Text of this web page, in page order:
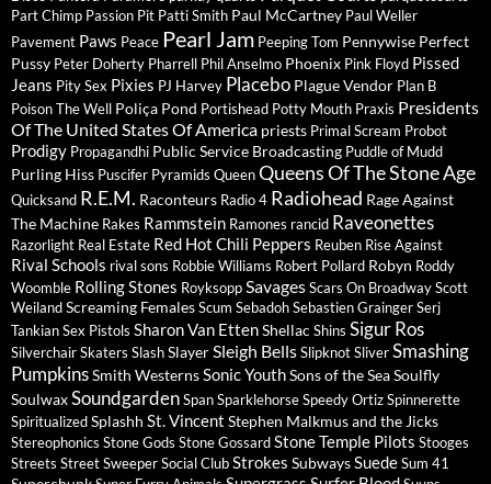
Part Chimp Passion Pit Patti Smith Paul McCartney Paul Weller
Pavement Paws Peace Pearl Jam Peeping Tom Pennywise Perfect
Pussy Peter Doherty Pharrell Phil Anselmo Phoenix Pink Floyd Pissed
Jeans Pity Sex Pixies PJ Harvey Placebo Plague Vendor Plan B
Poison The Well Poliça Pond Portishead Potty Mouth Praxis Presidents
Of The United States Of America priests Primal Scream Probot
Prodigy Propagandhi Public Service Broadcasting Puddle of Mudd
Purling Hiss Puscifer Pyramids QueenQueens Of The Stone Age
Quicksand R.E.M. Raconteurs Radio 4 Radiohead Rage Against
The Machine Rakes Rammstein Ramones rancid Raveonettes
Razorlight Real Estate Red Hot Chili Peppers Reuben Rise Against
Rival Schools rival sons Robbie Williams Robert Pollard Robyn Roddy
Woomble Rolling Stones RoyksoppSavagesScars On BroadwayScott
WeilandScreaming FemalesScum SebadohSebastien GraingerSerj
TankianSex Pistols Sharon Van EttenShellac Shins Sigur Ros
SilverchairSkaters SlashSlayerSleigh BellsSlipknotSliverSmashing
PumpkinsSmith WesternsSonic YouthSons of the SeaSoulfly
SoulwaxSoundgardenSpanSparklehorseSpeedy OrtizSpinnerette
SpiritualizedSplashh St. Vincent Stephen Malkmus and the Jicks
Stereophonics Stone Gods Stone GossardStone Temple Pilots Stooges
Streets Street Sweeper Social ClubStrokes SubwaysSuedeSum 41